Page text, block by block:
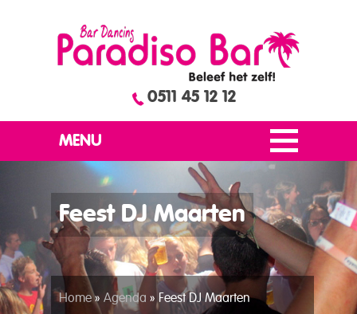
0511 45 12 12
MENU
Feest DJ Maarten
Home» Agenda » Feest DJ Maarten